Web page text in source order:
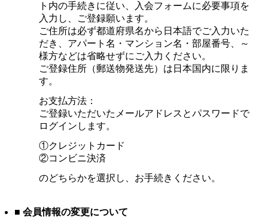
ト内の手続きに従い、入会フォームに必要事項を
入力し、ご登録願います。
ご住所は必ず都道府県名から日本語でご入力いた
だき、アパート名・マンション名・部屋番号、～
様方などは省略せずにご入力ください。
ご登録住所（郵送物発送先）は日本国内に限りま
す。
お支払方法：
ご登録いただいたメールアドレスとパスワードで
ログインします。
①クレジットカード
②コンビニ決済
のどちらかを選択し、お手続きください。
■ 会員情報の変更について